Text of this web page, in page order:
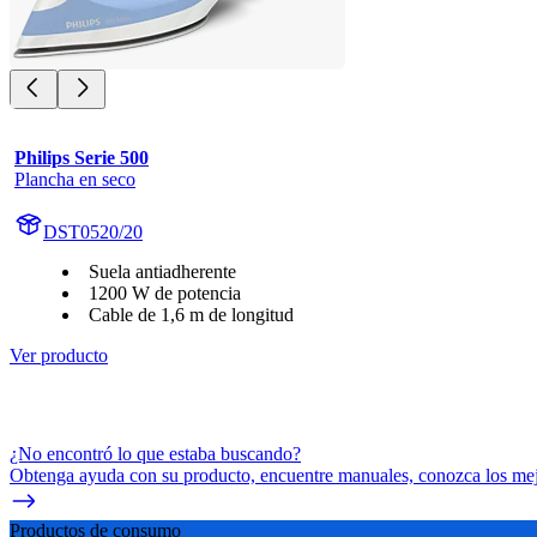
Philips Serie 500
Plancha en seco
DST0520/20
Suela antiadherente
1200 W de potencia
Cable de 1,6 m de longitud
Ver producto
¿No encontró lo que estaba buscando?
Obtenga ayuda con su producto, encuentre manuales, conozca los
Productos de consumo